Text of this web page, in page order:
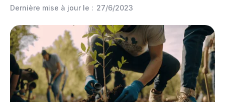
Dernière mise à jour le : 27/6/2023